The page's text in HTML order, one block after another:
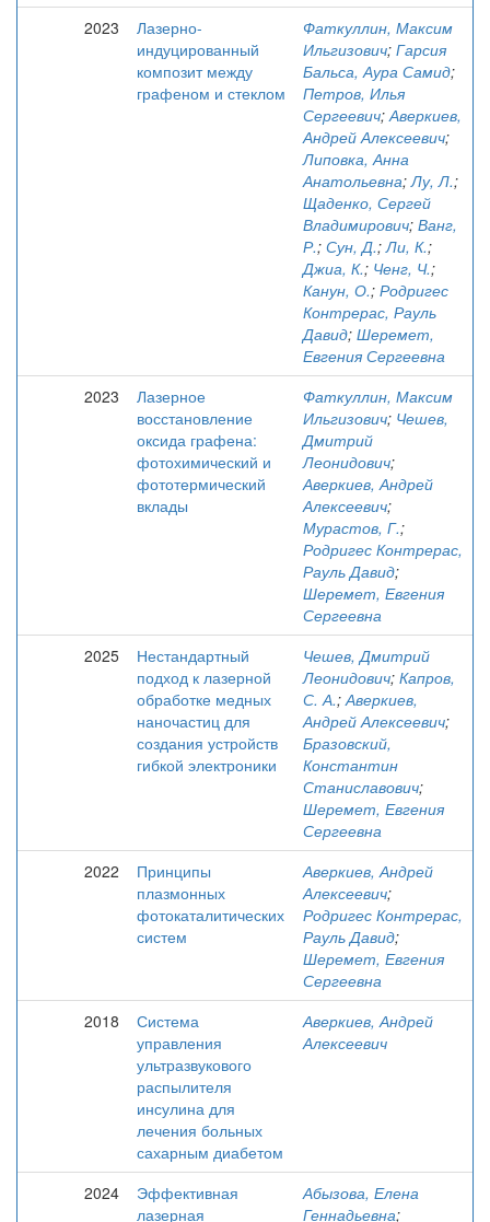
2023
Лазерно-
индуцированный
композит между
графеном и стеклом
Фаткуллин, Максим
Ильгизович; Гарсия
Бальса, Аура Самид;
Петров, Илья
Сергеевич;Аверкиев,
Андрей Алексеевич;
Липовка, Анна
Анатольевна;Лу, Л.;
Щаденко, Сергей
Владимирович; Ванг,
Р.; Сун, Д.;Ли, К.;
Джиа, К.; Ченг, Ч.;
Канун, О.; Родригес
Контрерас, Рауль
Давид; Шеремет,
Евгения Сергеевна
2023
Лазерное
восстановление
оксида графена:
фотохимический и
фототермический
вклады
Фаткуллин, Максим
Ильгизович; Чешев,
Дмитрий
Леонидович;
Аверкиев, Андрей
Алексеевич;
Мурастов, Г.;
Родригес Контрерас,
Рауль Давид;
Шеремет, Евгения
Сергеевна
2025
Нестандартный
подход к лазерной
обработке медных
наночастиц для
создания устройств
гибкой электроники
Чешев, Дмитрий
Леонидович; Капров,
С. А.;Аверкиев,
Андрей Алексеевич;
Бразовский,
Константин
Станиславович;
Шеремет, Евгения
Сергеевна
2022
Принципы
плазмонных
фотокаталитических
систем
Аверкиев, Андрей
Алексеевич;
Родригес Контрерас,
Рауль Давид;
Шеремет, Евгения
Сергеевна
2018
Система
управления
ультразвукового
распылителя
инсулина для
лечения больных
сахарным диабетом
Аверкиев, Андрей
Алексеевич
2024
Эффективная
лазерная
Абызова, Елена
Геннадьевна;